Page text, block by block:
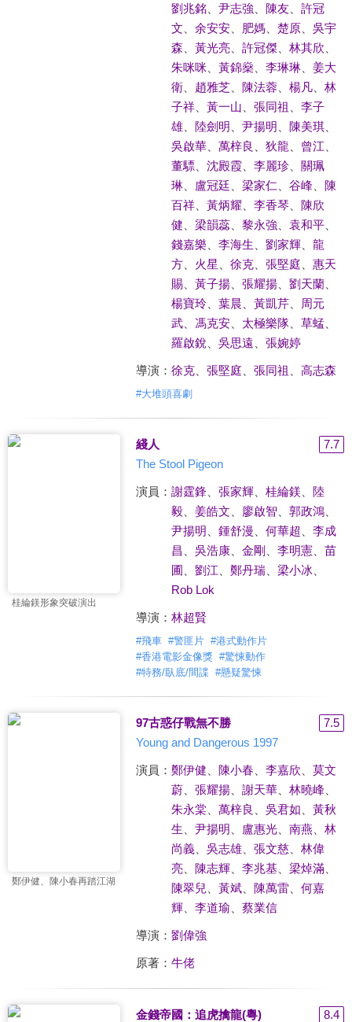
劉兆銘、 尹志強 陳友、 許冠
文
余安安、 肥媽、 楚原、 吳宇
森
黃光亮、 許冠傑、 林其欣
朱咪咪
黃錦燊、 李琳琳、 姜大
衛、 趙雅芝、 陳法蓉、 楊凡、 林
子祥、 黃一山 張同祖
李子
雄、 陸劍明 尹揚明 陳美琪、
吳啟華、 萬梓良 狄龍 曾江
董驃、 沈殿霞、 李麗珍、 關珮
琳、 盧冠廷 梁家仁 谷峰、 陳
百祥、 黃炳耀 李香琴
陳欣
健
梁韻蕊、 黎永強 袁和平、
錢嘉樂
李海生 劉家輝、 龍
方、 火星 徐克、 張堅庭
惠天
賜、 黃子揚、 張耀揚、 劉天蘭、
楊寶玲、 葉晨 黃凱芹、
周元
武、 馮克安、 太極樂隊、 草蜢、
羅啟銳
吳思遠 張婉婷
導演： 徐克、 張堅庭 張同祖 高志森
#大堆頭喜劇
桂綸鎂形象突破演出
綫人
7.7
The Stool Pigeon
演員： 謝霆鋒 張家輝、 桂綸鎂
陸
毅、 姜皓文 廖啟智 郭政鴻、
尹揚明
鍾舒漫 何華超
李成
昌
吳浩康、 金剛 李明憲、 苗
圃
劉江 鄭丹瑞、 梁小冰
Rob Lok
導演： 林超賢
#飛車 #警匪片 #港式動作片
#香港電影金像獎 #驚悚動作
#特務/臥底/間諜 #懸疑驚悚
鄭伊健、陳小春再踏江湖
97古惑仔戰無不勝
7.5
Young and Dangerous 1997
演員： 鄭伊健 陳小春 李嘉欣
莫文
蔚、 張耀揚、 謝天華、 林曉峰、
朱永棠
萬梓良 吳君如
黃秋
生
尹揚明 盧惠光、 南燕
林
尚義、 吳志雄、 張文慈、 林偉
亮、 陳志輝、 李兆基、 梁焯滿、
陳翠兒
黃斌、 陳萬雷、 何嘉
輝、 李道瑜、 蔡業信
導演： 劉偉強
原著： 牛佬
金錢帝國：追虎擒龍(粵) 8.4